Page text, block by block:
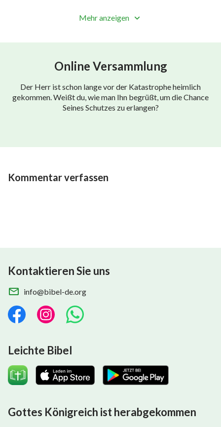
Mehr anzeigen
Online Versammlung
Der Herr ist schon lange vor der Katastrophe heimlich
gekommen. Weißt du, wie man Ihn begrüßt, um die Chance
Seines Schutzes zu erlangen?
Kommentar verfassen
Kontaktieren Sie uns
info@bibel-de.org
Leichte Bibel
Gottes Königreich ist herabgekommen